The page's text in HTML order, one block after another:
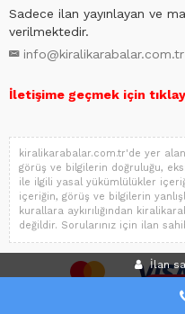
İlan
Sadece ilan yayınlayan ve
verilmektedir.
info@kiralikarabalar.com.tr
İletişime geçmek için
kiralikarabalar.com.tr'de yer
görüş ve bilgilerin doğruluğu,
ile ilgili yasal yükümlülükler
içeriğin, görüş ve bilgilerin
kurallara aykırılığından
değildir. Sorularınız için ilan